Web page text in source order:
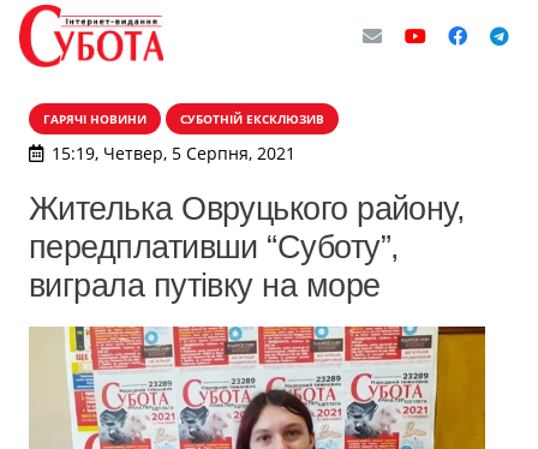
ГАРЯЧІ НОВИНИ СУБОТНІЙ ЕКСКЛЮЗИВ
15:19, Четвер, 5 Серпня, 2021
Жителька Овруцького району,
передплативши “Суботу”,
виграла путівку на море